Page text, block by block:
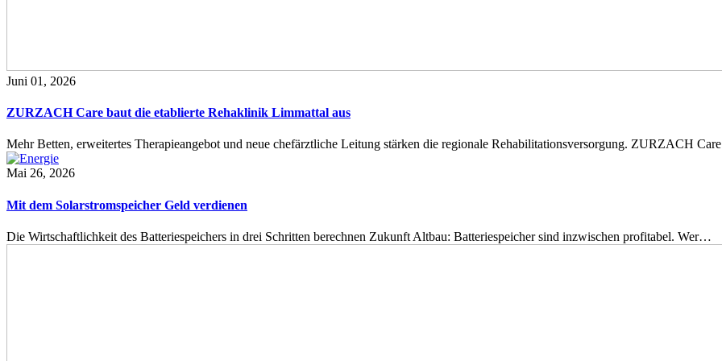
Juni 01, 2026
ZURZACH Care baut die etablierte Rehaklinik Limmattal aus
Mehr Betten, erweitertes Therapieangebot und neue chefärztliche Leitung stärken die regionale Rehabilitationsversorgung. ZURZACH
Mai 26, 2026
Mit dem Solarstromspeicher Geld verdienen
Die Wirtschaftlichkeit des Batteriespeichers in drei Schritten berechnen Zukunft Altbau: Batteriespeicher sind inzwischen profitabel. Wer…